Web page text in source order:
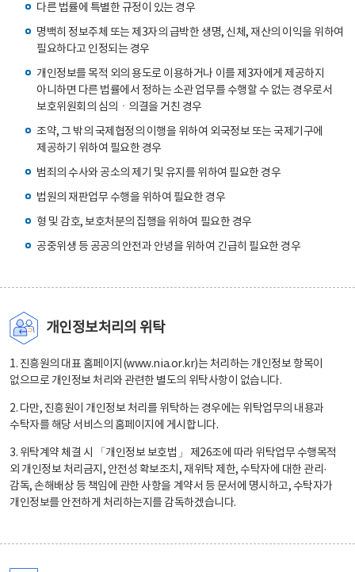
다른 법률에 특별한 규정이 있는 경우
명백히 정보주체 또는 제3자의 급박한 생명, 신체, 재산의 이익을 위하여
필요하다고 인정되는 경우
개인정보를 목적 외의 용도로 이용하거나 이를 제3자에게 제공하지
아니하면 다른 법률에서 정하는 소관 업무를 수행할 수 없는 경우로서
보호위원회의 심의ㆍ의결을 거친 경우
조약, 그 밖의 국제협정의 이행을 위하여 외국정보 또는 국제기구에
제공하기 위하여 필요한 경우
범죄의 수사와 공소의 제기 및 유지를 위하여 필요한 경우
법원의 재판업무 수행을 위하여 필요한 경우
형 및 감호, 보호처분의 집행을 위하여 필요한 경우
공중위생 등 공공의 안전과 안녕을 위하여 긴급히 필요한 경우
개인정보처리의 위탁
1. 진흥원의 대표 홈페이지(www.nia.or.kr)는 처리하는 개인정보 항목이
없으므로 개인정보 처리와 관련한 별도의 위탁사항이 없습니다.
2. 다만, 진흥원이 개인정보 처리를 위탁하는 경우에는 위탁업무의 내용과
수탁자를 해당 서비스의 홈페이지에 게시합니다.
3. 위탁계약 체결 시 「개인정보 보호법」 제26조에 따라 위탁업무 수행목적
외 개인정보 처리금지, 안전성 확보조치, 재위탁 제한, 수탁자에 대한 관리·
감독, 손해배상 등 책임에 관한 사항을 계약서 등 문서에 명시하고, 수탁자가
개인정보를 안전하게 처리하는지를 감독하겠습니다.